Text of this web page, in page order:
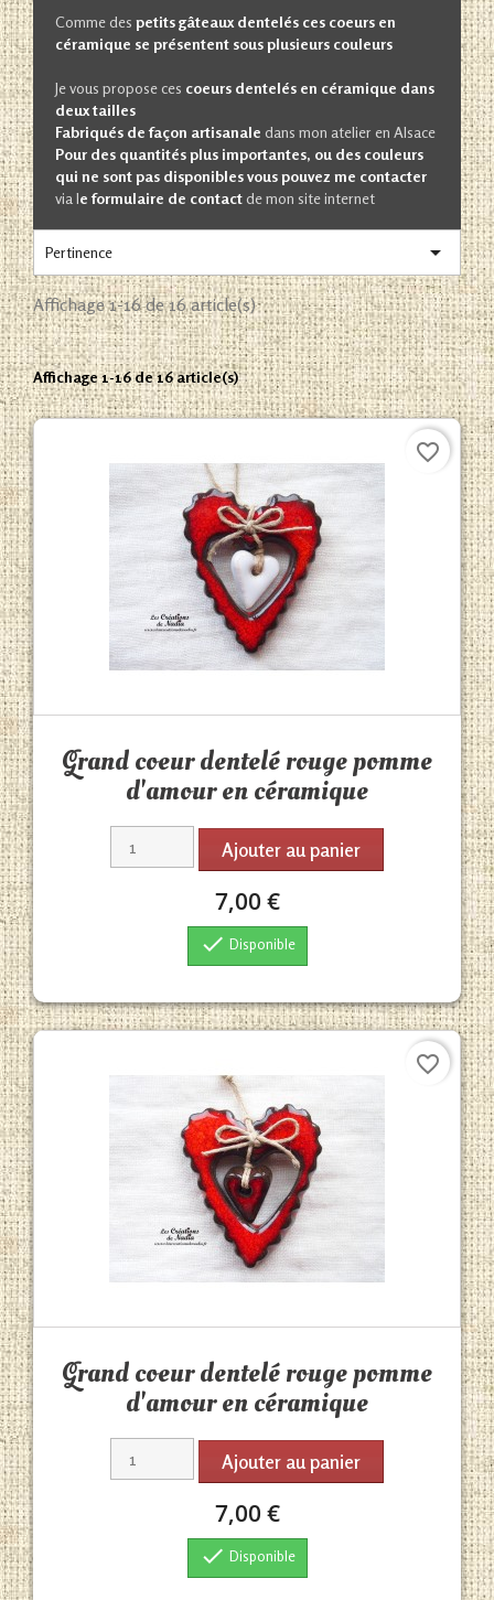
Comme des petits gâteaux dentelés ces coeurs en
céramique se présentent sous plusieurs couleurs
Je vous propose ces coeurs dentelés en céramique dans
deux tailles
Fabriqués de façon artisanale dans mon atelier en Alsace
Pour des quantités plus importantes, ou des couleurs
qui ne sont pas disponibles vous pouvez me contacter
via le formulaire de contactde mon site internet
Pertinence 
Affichage 1-16 de 16 article(s)
Affichage 1-16 de 16 article(s)
Grand coeur dentelé rouge pomme
d'amour en céramique
Ajouter au panier
7,00 €
 Disponible
favorite_border
Grand coeur dentelé rouge pomme
d'amour en céramique
Ajouter au panier
7,00 €
 Disponible
favorite_border